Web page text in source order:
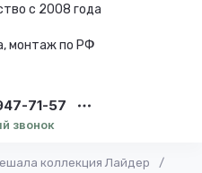
с 2008 года
монтаж по РФ
71-57
звонок
коллекция Лайдер
/